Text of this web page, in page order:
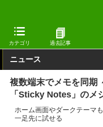
カテゴリ 過去記事
窓の杜 システム・ファイル
ニュース
複数端末でメモを同期
「Sticky Notes」のメ
ホーム画面やダークテーマ
一足先に試せる